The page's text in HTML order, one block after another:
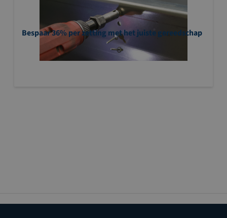
Bespaar 36% per zetting met het juiste gereedschap